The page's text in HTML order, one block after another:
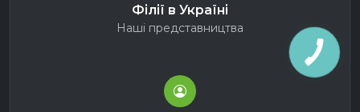
Філії в Україні
Наші представництва